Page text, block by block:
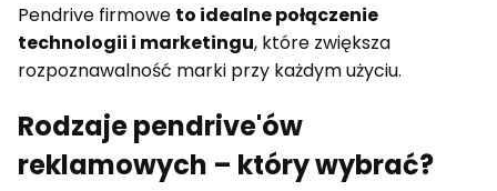
Pendrive firmowe to idealne połączenie
technologii i marketingu, które zwiększa
rozpoznawalność marki przy każdym użyciu.
Rodzaje pendrive'ów
reklamowych – który wybrać?